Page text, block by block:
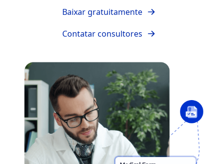
Baixar gratuitamente
Contatar consultores